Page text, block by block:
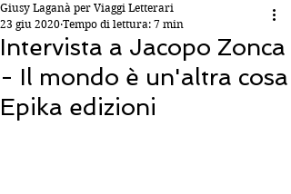
Intervista a Jacopo Zonca
- Il mondo è un'altra cosa
Epika edizioni
Giusy Laganà per Viaggi Letterari
23 giu 2020 Tempo di lettura: 7 min